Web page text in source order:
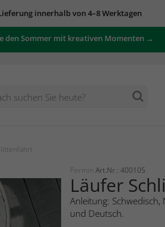
innerhalb von 4–8 Werktagen
den Sommer mit kreativen Momenten →
Permin Art.Nr.: 400105
Läufer
Anleitung: Schwedisch,
und Deutsch.